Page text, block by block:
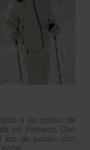
a las pistas de
los Pirineos. Con
km de pistas, con